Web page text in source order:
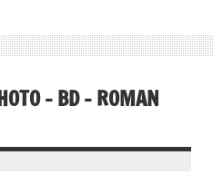
– BD – ROMAN